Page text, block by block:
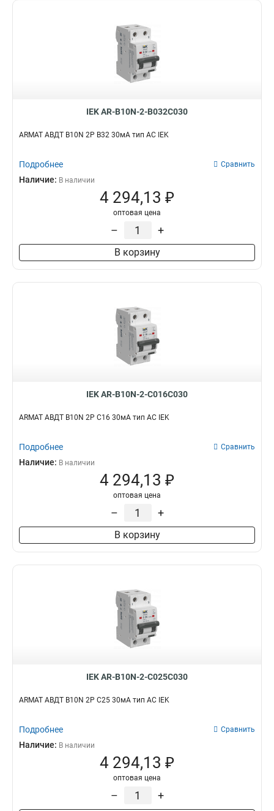
IEK AR-B10N-2-B032C030
ARMAT АВДТ B10N 2P B32 30мА тип AC IEK
Подробнее Сравнить
Наличие: В наличии
4 294,13 ₽
оптовая цена
– +
В корзину
IEK AR-B10N-2-C016C030
ARMAT АВДТ B10N 2P C16 30мА тип AC IEK
Подробнее Сравнить
Наличие: В наличии
4 294,13 ₽
оптовая цена
– +
В корзину
IEK AR-B10N-2-C025C030
ARMAT АВДТ B10N 2P C25 30мА тип AC IEK
Подробнее Сравнить
Наличие: В наличии
4 294,13 ₽
оптовая цена
– +